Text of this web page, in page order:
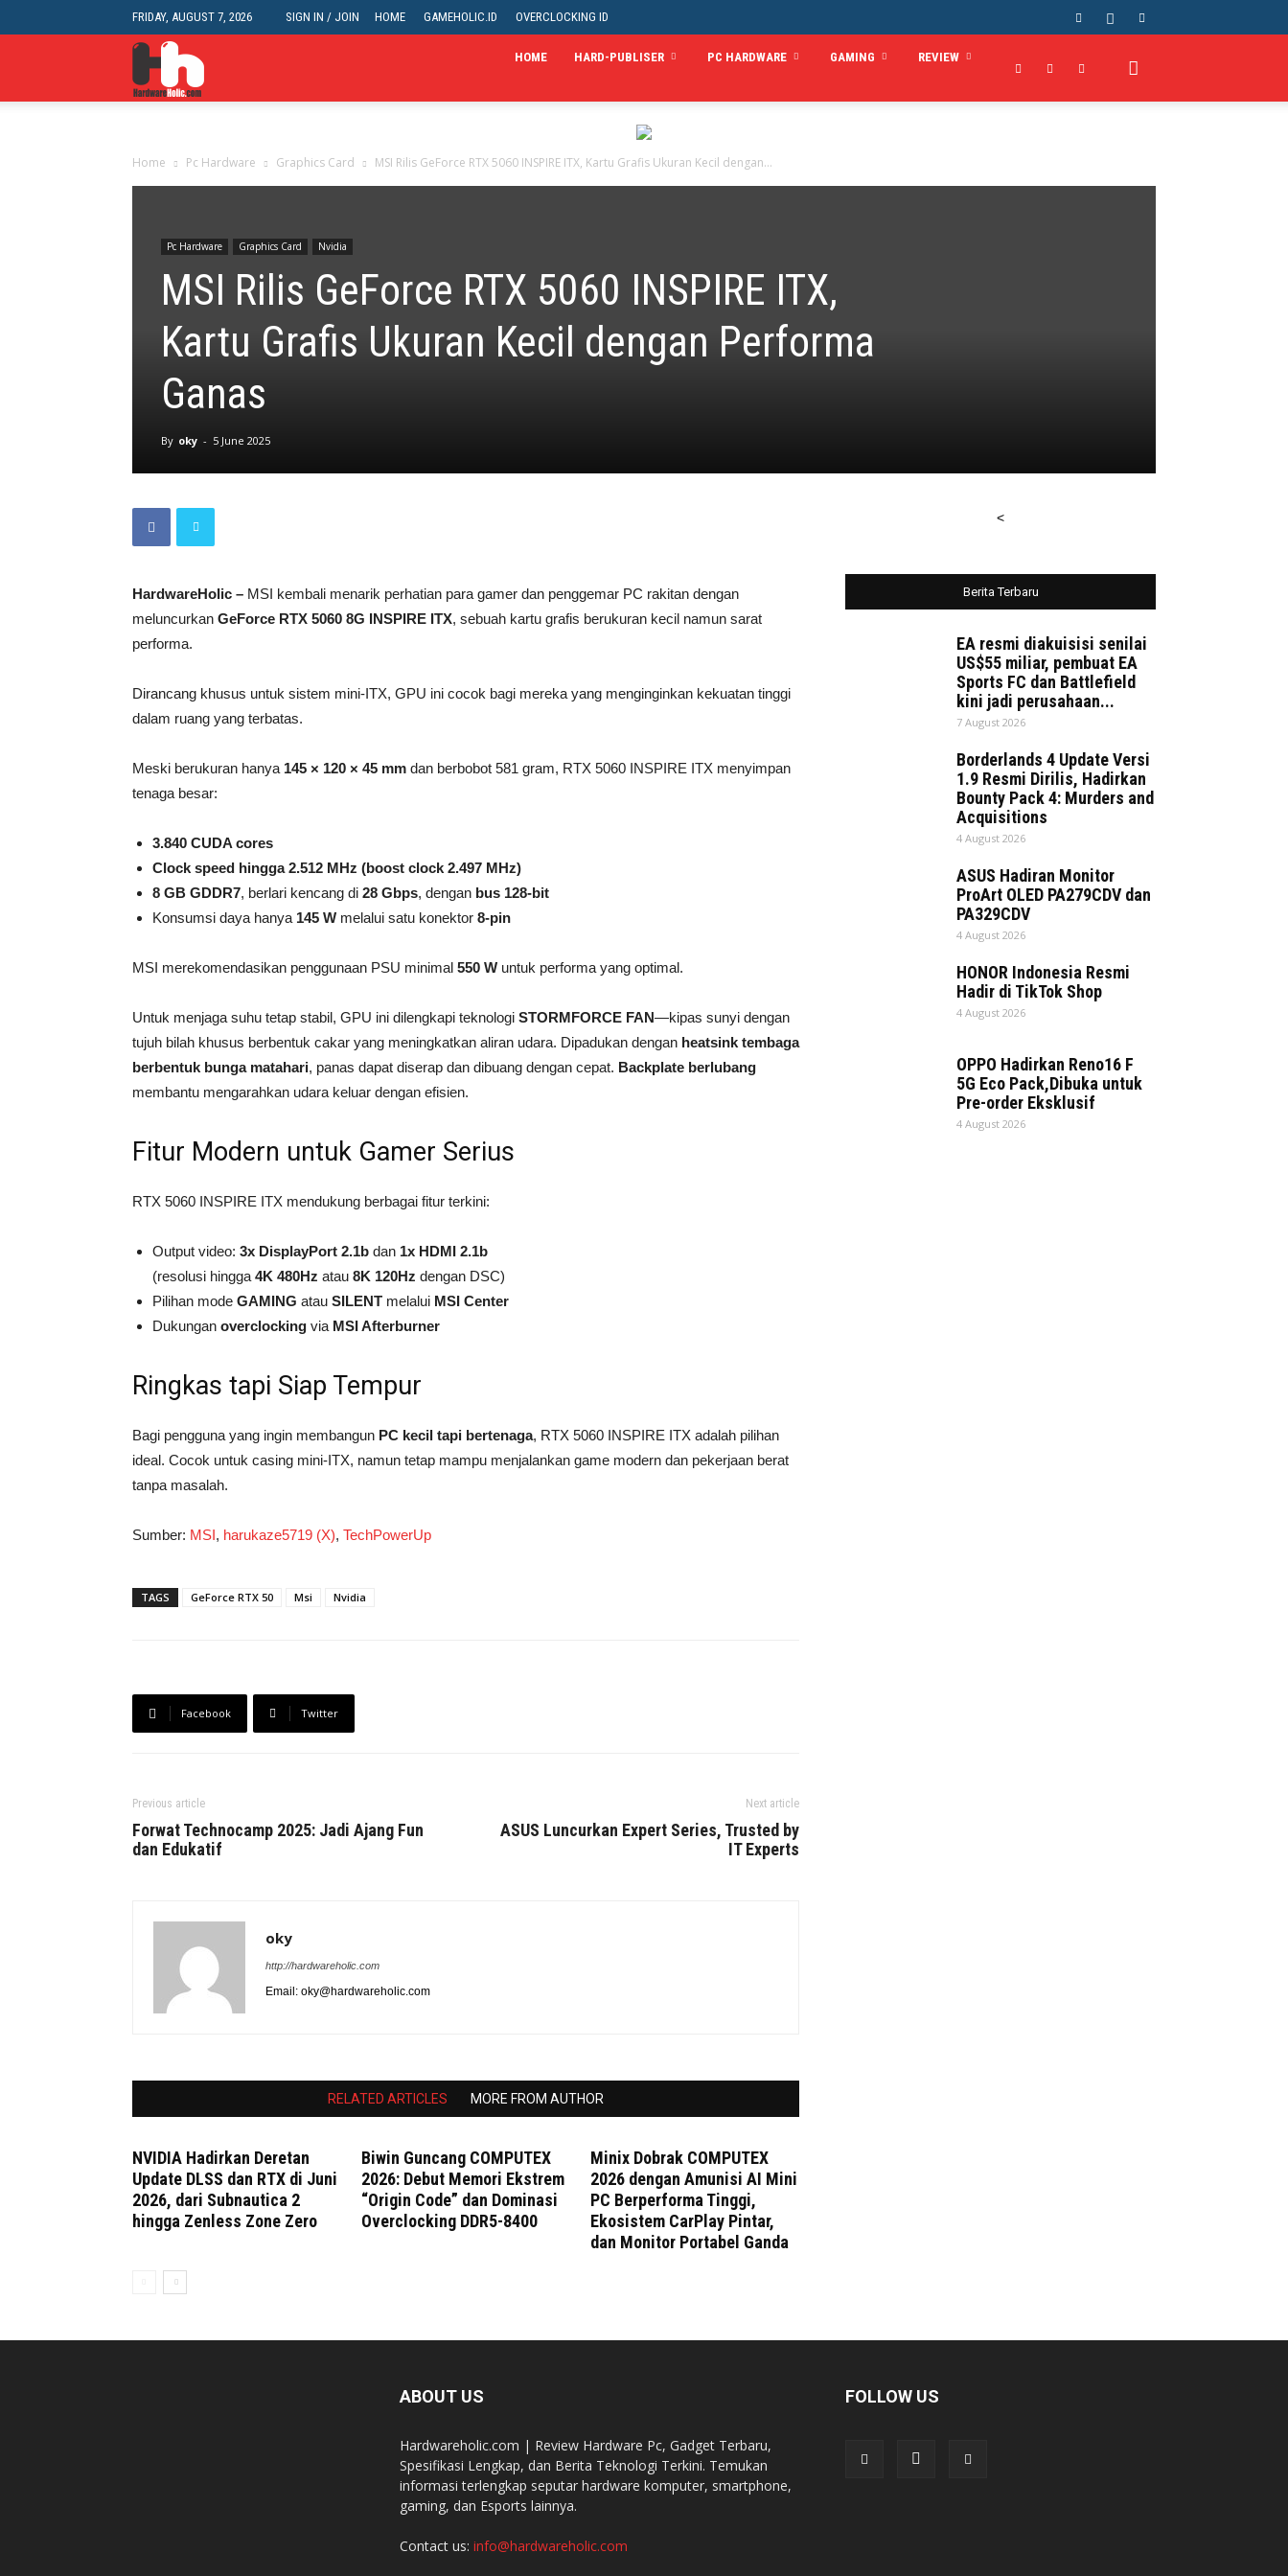
FRIDAY, AUGUST 7, 2026 SIGN IN / JOIN HOME GAMEHOLIC.ID OVERCLOCKING ID
HardwareHolic.com
HOME HARD-PUBLISER PC HARDWARE GAMING REVIEW
Home Pc Hardware Graphics Card MSI Rilis GeForce RTX 5060 INSPIRE ITX, Kartu Grafis Ukuran Kecil dengan...
Pc Hardware Graphics Card Nvidia
MSI Rilis GeForce RTX 5060 INSPIRE ITX,
Kartu Grafis Ukuran Kecil dengan Performa
Ganas
By oky - 5 June 2025
HardwareHolic – MSI kembali menarik perhatian para gamer dan penggemar PC rakitan dengan
meluncurkan GeForce RTX 5060 8G INSPIRE ITX, sebuah kartu grafis berukuran kecil namun sarat
performa.
Dirancang khusus untuk sistem mini-ITX, GPU ini cocok bagi mereka yang menginginkan kekuatan tinggi
dalam ruang yang terbatas.
Meski berukuran hanya 145 × 120 × 45 mm dan berbobot 581 gram, RTX 5060 INSPIRE ITX menyimpan
tenaga besar:
3.840 CUDA cores
Clock speed hingga 2.512 MHz (boost clock 2.497 MHz)
8 GB GDDR7, berlari kencang di 28 Gbps, dengan bus 128-bit
Konsumsi daya hanya 145 W melalui satu konektor 8-pin
MSI merekomendasikan penggunaan PSU minimal 550 W untuk performa yang optimal.
Untuk menjaga suhu tetap stabil, GPU ini dilengkapi teknologi STORMFORCE FAN—kipas sunyi dengan
tujuh bilah khusus berbentuk cakar yang meningkatkan aliran udara. Dipadukan dengan heatsink tembaga
berbentuk bunga matahari, panas dapat diserap dan dibuang dengan cepat. Backplate berlubang
membantu mengarahkan udara keluar dengan efisien.
Fitur Modern untuk Gamer Serius
RTX 5060 INSPIRE ITX mendukung berbagai fitur terkini:
Output video: 3x DisplayPort 2.1b dan 1x HDMI 2.1b
(resolusi hingga 4K 480Hz atau 8K 120Hz dengan DSC)
Pilihan mode GAMING atau SILENT melalui MSI Center
Dukungan overclocking via MSI Afterburner
Ringkas tapi Siap Tempur
Bagi pengguna yang ingin membangun PC kecil tapi bertenaga, RTX 5060 INSPIRE ITX adalah pilihan
ideal. Cocok untuk casing mini-ITX, namun tetap mampu menjalankan game modern dan pekerjaan berat
tanpa masalah.
Sumber: MSI, harukaze5719 (X), TechPowerUp
TAGS GeForce RTX 50 Msi Nvidia
Facebook Twitter
Previous article
Forwat Technocamp 2025: Jadi Ajang Fun
dan Edukatif
Next article
ASUS Luncurkan Expert Series, Trusted by
IT Experts
oky
http://hardwareholic.com
Email: oky@hardwareholic.com
RELATED ARTICLES MORE FROM AUTHOR
NVIDIA Hadirkan Deretan
Update DLSS dan RTX di Juni
2026, dari Subnautica 2
hingga Zenless Zone Zero
Biwin Guncang COMPUTEX
2026: Debut Memori Ekstrem
“Origin Code” dan Dominasi
Overclocking DDR5-8400
Minix Dobrak COMPUTEX
2026 dengan Amunisi AI Mini
PC Berperforma Tinggi,
Ekosistem CarPlay Pintar,
dan Monitor Portabel Ganda
<
Berita Terbaru
EA resmi diakuisisi senilai
US$55 miliar, pembuat EA
Sports FC dan Battlefield
kini jadi perusahaan...
7 August 2026
Borderlands 4 Update Versi
1.9 Resmi Dirilis, Hadirkan
Bounty Pack 4: Murders and
Acquisitions
4 August 2026
ASUS Hadiran Monitor
ProArt OLED PA279CDV dan
PA329CDV
4 August 2026
HONOR Indonesia Resmi
Hadir di TikTok Shop
4 August 2026
OPPO Hadirkan Reno16 F
5G Eco Pack,Dibuka untuk
Pre-order Eksklusif
4 August 2026
ABOUT US
Hardwareholic.com | Review Hardware Pc, Gadget Terbaru,
Spesifikasi Lengkap, dan Berita Teknologi Terkini. Temukan
informasi terlengkap seputar hardware komputer, smartphone,
gaming, dan Esports lainnya.
Contact us: info@hardwareholic.com
FOLLOW US